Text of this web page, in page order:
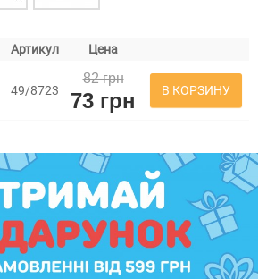
Артикул Цена
49/8723
82 грн
73 грн В КОРЗИНУ